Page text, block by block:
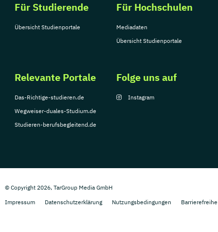
Für Studierende
Übersicht Studienportale
Für Hochschulen
Mediadaten
Übersicht Studienportale
Relevante Portale
Das-Richtige-studieren.de
Wegweiser-duales-Studium.de
Studieren-berufsbegleitend.de
Folge uns auf
Instagram
© Copyright 2026, TarGroup Media GmbH
Impressum
Datenschutzerklärung Nutzungsbedingungen